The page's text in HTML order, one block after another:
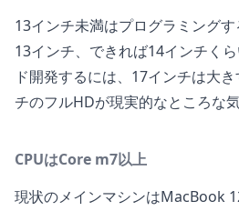
13インチ未満はプログラミング
13インチ、できれば14インチく
ド開発するには、17インチは大
チのフルHDが現実的なところな気
CPUはCore m7以上
現状のメインマシンはMacBook